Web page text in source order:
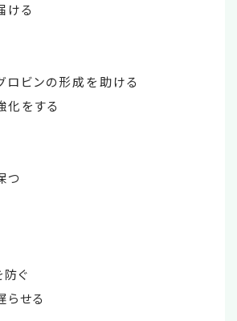
ける
ロビンの形成を助ける
化をする
つ
防ぐ
らせる